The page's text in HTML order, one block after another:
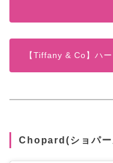
【Tiffany & Co】ハ
Chopard(ショパー